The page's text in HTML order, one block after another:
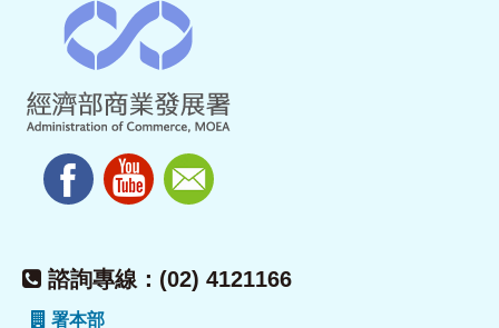
諮詢專線：(02) 4121166
署本部